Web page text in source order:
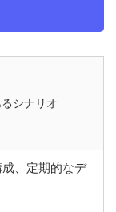
シナリオ
、定期的なデ